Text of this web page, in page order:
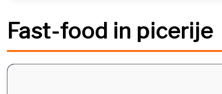
Fast-food in picerije